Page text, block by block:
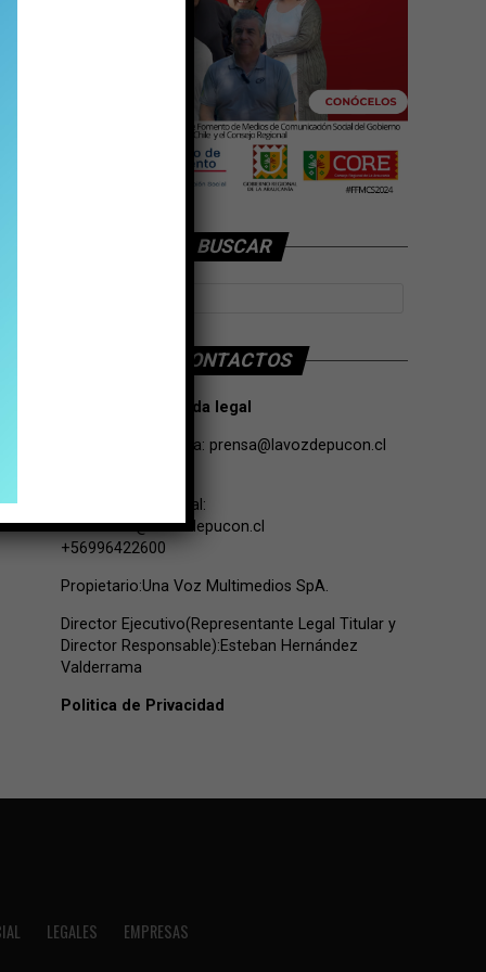
BUSCAR
CONTACTOS
Tarifas Propaganda legal
Contacto de Prensa: prensa@lavozdepucon.cl
Contacto Comercial:
comercial@lavozdepucon.cl
+56996422600
Propietario:Una Voz Multimedios SpA.
Director Ejecutivo(Representante Legal Titular y
Director Responsable):Esteban Hernández
Valderrama
Politica de Privacidad
LEGALES EMPRESAS